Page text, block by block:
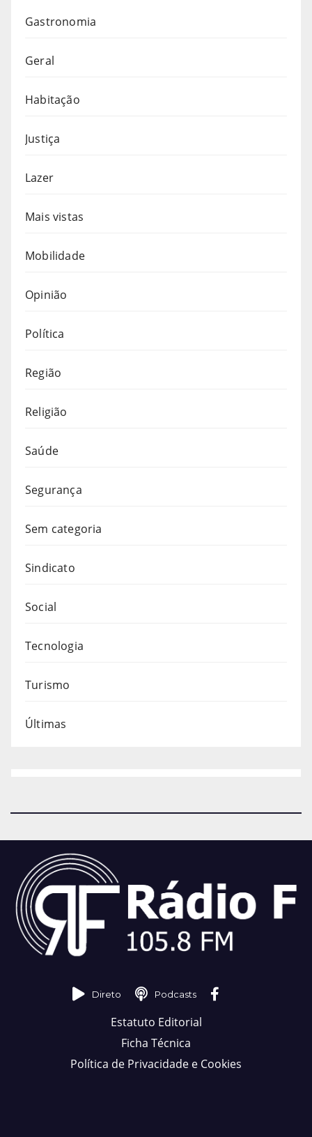
Gastronomia
Geral
Habitação
Justiça
Lazer
Mais vistas
Mobilidade
Opinião
Política
Região
Religião
Saúde
Segurança
Sem categoria
Sindicato
Social
Tecnologia
Turismo
Últimas
Direto Podcasts
Estatuto Editorial
Ficha Técnica
Política de Privacidade e Cookies